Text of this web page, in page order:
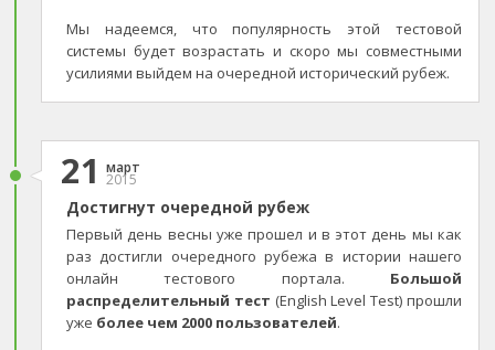
Мы надеемся, что популярность этой тестовой
системы будет возрастать и скоро мы совместными
усилиями выйдем на очередной исторический рубеж.
21 март
2015
Достигнут очередной рубеж
Первый день весны уже прошел и в этот день мы как
раз достигли очередного рубежа в истории нашего
онлайн тестового портала. Большой
распределительный тест (English Level Test) прошли
уже более чем 2000 пользователей.